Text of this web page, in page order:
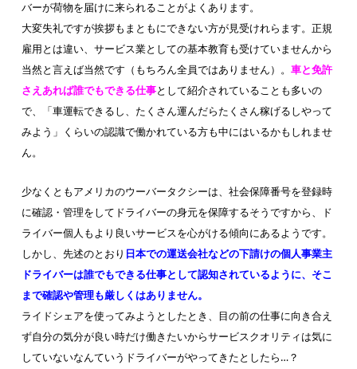
バーが荷物を届けに来られることがよくあります。
大変失礼ですが挨拶もまともにできない方が見受けれらます。正規
雇用とは違い、サービス業としての基本教育も受けていませんから
当然と言えば当然です（もちろん全員ではありません）。車と免許
さえあれば誰でもできる仕事として紹介されていることも多いの
で、「車運転できるし、たくさん運んだらたくさん稼げるしやって
みよう」くらいの認識で働かれている方も中にはいるかもしれませ
ん。
少なくともアメリカのウーバータクシーは、社会保障番号を登録時
に確認・管理をしてドライバーの身元を保障するそうですから、ド
ライバー個人もより良いサービスを心がける傾向にあるようです。
しかし、先述のとおり 日本での運送会社などの下請けの個人事業主
ドライバーは誰でもできる仕事として認知されているように、そこ
まで確認や管理も厳しくはありません。
ライドシェアを使ってみようとしたとき、 目の前の仕事に向き合え
ず自分の気分が良い時だけ働きたいからサービスクオリティは気に
していないなんていうドライバーがやってきたとしたら…？